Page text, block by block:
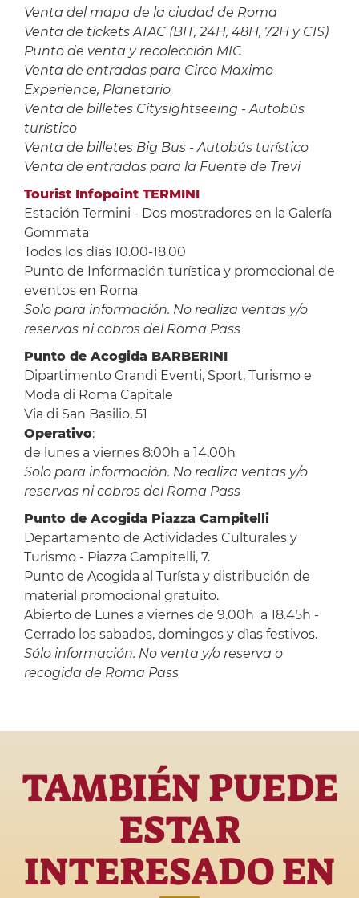
Venta del mapa de la ciudad de Roma
Venta de tickets ATAC (BIT, 24H, 48H, 72H y CIS)
Punto de venta y recolección MIC
Venta de entradas para Circo Maximo
Experience, Planetario
Venta de billetes Citysightseeing - Autobús
turístico
Venta de billetes Big Bus - Autobús turístico
Venta de entradas para la Fuente de Trevi
Tourist Infopoint TERMINI
Estación Termini - Dos mostradores en la Galería
Gommata
Todos los días 10.00-18.00
Punto de Información turística y promocional de
eventos en Roma
Solo para información. No realiza ventas y/o
reservas ni cobros del Roma Pass
Punto de Acogida BARBERINI
Dipartimento Grandi Eventi, Sport, Turismo e
Moda di Roma Capitale
Via di San Basilio, 51
Operativo:
de lunes a viernes 8:00h a 14.00h
Solo para información. No realiza ventas y/o
reservas ni cobros del Roma Pass
Punto de Acogida Piazza Campitelli
Departamento de Actividades Culturales y
Turismo - Piazza Campitelli, 7.
Punto de Acogida al Turísta y distribución de
material promocional gratuito.
Abierto de Lunes a viernes de 9.00h a 18.45h -
Cerrado los sabados, domingos y dìas festivos.
Sólo información. No venta y/o reserva o
recogida de Roma Pass
TAMBIÉN PUEDE
ESTAR
INTERESADO EN